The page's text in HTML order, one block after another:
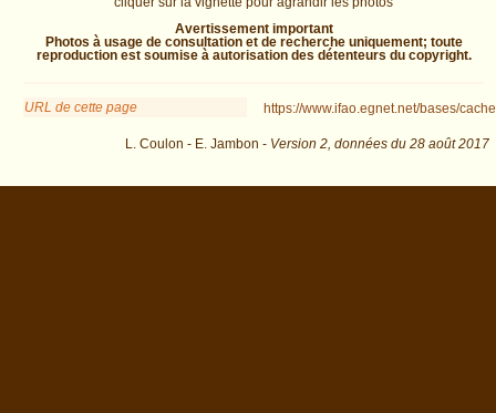
Avertissement important
Photos à usage de consultation et de recherche uniquement; toute
reproduction est soumise à autorisation des détenteurs du copyright.
URL de cette page https://www.ifao.egnet.net/bases/
L. Coulon - E. Jambon - Version 2, données du 28 août 2017